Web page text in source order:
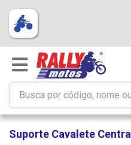
Suporte Cavalete Central